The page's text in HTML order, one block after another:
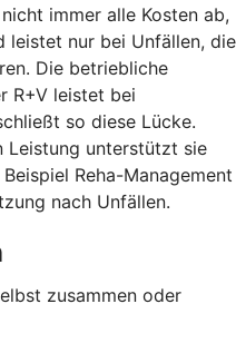
immer alle Kosten ab,
leistet nur bei Unfällen, die
Die betriebliche
R+V leistet bei
so diese Lücke.
Leistung unterstützt sie
Reha-Management
nach Unfällen.
zusammen oder